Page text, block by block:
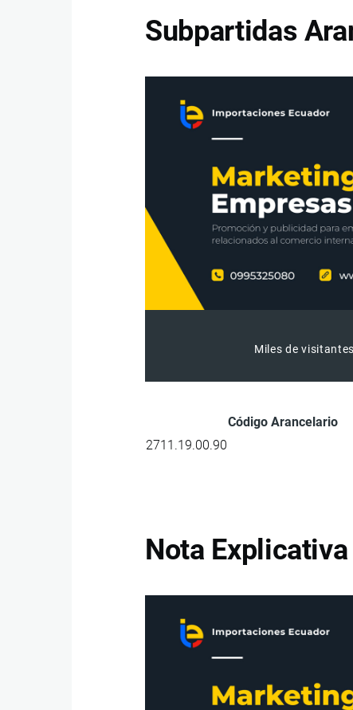
Subpartidas
Miles de
Código Arancelario
2711.19.00.90
Nota Explicativa